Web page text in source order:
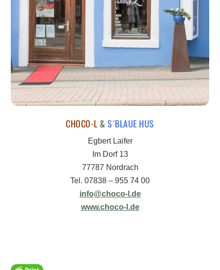
CHOCO-L &S´BLAUE HUS
Egbert Laifer
Im Dorf 13
77787 Nordrach
Tel. 07838 – 955 74 00
info@choco-l.de
www.choco-l.de